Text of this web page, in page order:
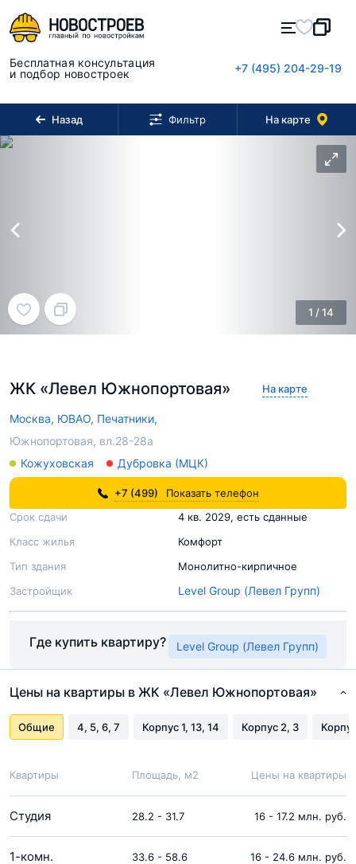
Бесплатная консультация
и подбор новостроек
+7 (495) 204-29-19
Назад Фильтр На карте
ЖК «Левел Южнопортовая» На карте
Москва, ЮВАО, Печатники,
Южнопортовая, вл.28-28а
Кожуховская
Дубровка (МЦК)
1 /14
Срок сдачи
4 кв. 2029, есть сданные
Класс жилья
Комфорт
Тип здания
Монолитно-кирпичное
Застройщик
Level Group (Левел Групп)
+7 (499) Показать телефон
Где купить квартиру? Level Group (Левел Групп)
Цены на квартиры в ЖК «Левел Южнопортовая»
Общие 4, 5, 6, 7 Корпус 1, 13, 14 Корпус 2, 3
Квартиры Площадь, м2 Цены на квартиры
Студия 28.2 - 31.7 16 - 17.2 млн. руб.
1-комн. 33.6 - 58.6 16 - 24.6 млн. руб.